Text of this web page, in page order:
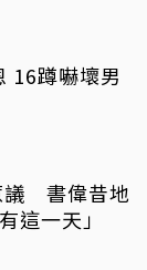
16蹲嚇壞男
議 書偉昔地
這一天」